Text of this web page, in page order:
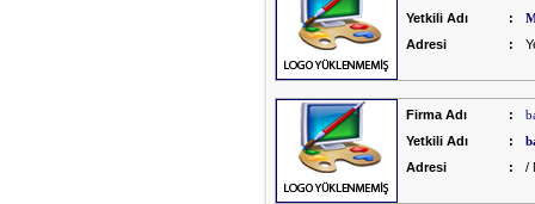
Yetkili Adı
:
Adresi
:
Firma Adı :
Yetkili Adı
:
Adresi
: /